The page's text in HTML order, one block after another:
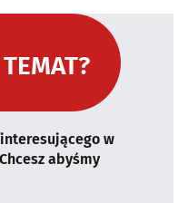
interesującego w
abyśmy